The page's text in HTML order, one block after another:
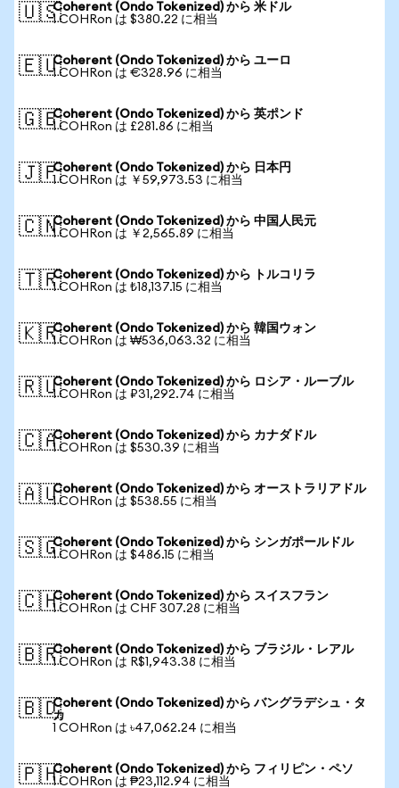
🇺🇸Coherent (Ondo Tokenized) から 米ドル
1 COHRon は $380.22 に相当
🇪🇺Coherent (Ondo Tokenized) から ユーロ
1 COHRon は €328.96 に相当
🇬🇧Coherent (Ondo Tokenized) から 英ポンド
1 COHRon は £281.86 に相当
🇯🇵Coherent (Ondo Tokenized) から 日本円
1 COHRon は ￥59,973.53 に相当
🇨🇳Coherent (Ondo Tokenized) から 中国人民元
1 COHRon は ￥2,565.89 に相当
🇹🇷Coherent (Ondo Tokenized) から トルコリラ
1 COHRon は ₺18,137.15 に相当
🇰🇷Coherent (Ondo Tokenized) から 韓国ウォン
1 COHRon は ₩536,063.32 に相当
🇷🇺Coherent (Ondo Tokenized) から ロシア・ルーブル
1 COHRon は ₽31,292.74 に相当
🇨🇦Coherent (Ondo Tokenized) から カナダドル
1 COHRon は $530.39 に相当
🇦🇺Coherent (Ondo Tokenized) から オーストラリアドル
1 COHRon は $538.55 に相当
🇸🇬Coherent (Ondo Tokenized) から シンガポールドル
1 COHRon は $486.15 に相当
🇨🇭Coherent (Ondo Tokenized) から スイスフラン
1 COHRon は CHF 307.28 に相当
🇧🇷Coherent (Ondo Tokenized) から ブラジル・レアル
1 COHRon は R$1,943.38 に相当
🇧🇩Coherent (Ondo Tokenized) から バングラデシュ・タ
カ
1 COHRon は ৳47,062.24 に相当
🇵🇭Coherent (Ondo Tokenized) から フィリピン・ペソ
1 COHRon は ₱23,112.94 に相当